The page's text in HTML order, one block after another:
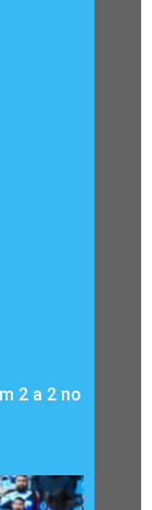
2 a 2 no